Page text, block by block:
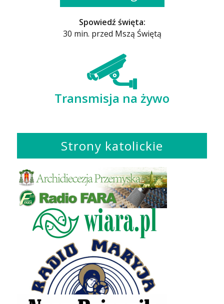
Spowiedź święta:
30 min. przed Mszą Świętą
Transmisja na żywo
Strony katolickie